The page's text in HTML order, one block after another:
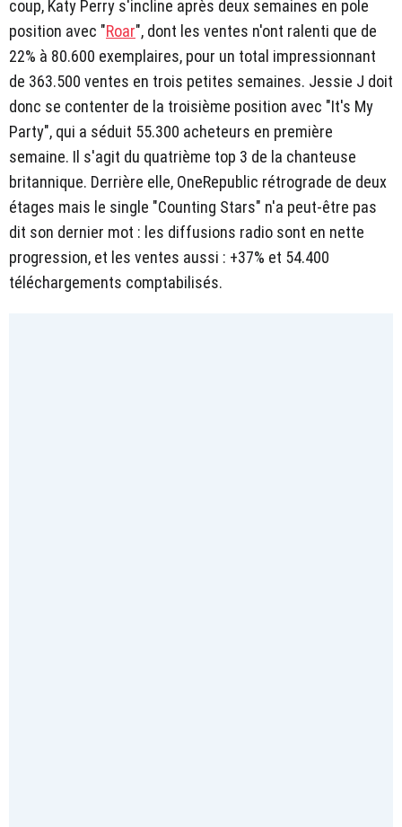
coup, Katy Perry s'incline après deux semaines en pole
position avec "Roar", dont les ventes n'ont ralenti que de
22% à 80.600 exemplaires, pour un total impressionnant
de 363.500 ventes en trois petites semaines. Jessie J doit
donc se contenter de la troisième position avec "It's My
Party", qui a séduit 55.300 acheteurs en première
semaine. Il s'agit du quatrième top 3 de la chanteuse
britannique. Derrière elle, OneRepublic rétrograde de deux
étages mais le single "Counting Stars" n'a peut-être pas
dit son dernier mot : les diffusions radio sont en nette
progression, et les ventes aussi : +37% et 54.400
téléchargements comptabilisés.